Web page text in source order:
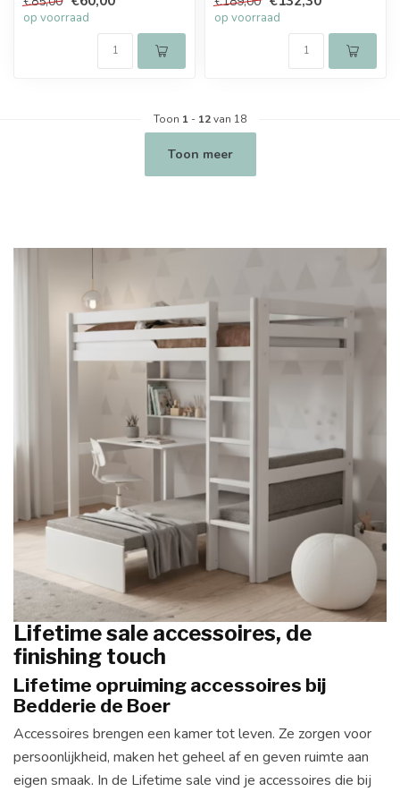
op voorraad op voorraad
Toon 1 - 12van 18
Toon meer
Lifetime sale accessoires, de
finishing touch
Lifetime opruiming accessoires bij
Bedderie de Boer
Accessoires brengen een kamer tot leven. Ze zorgen voor
persoonlijkheid, maken het geheel af en geven ruimte aan
eigen smaak. In de Lifetime sale vind je accessoires die bij